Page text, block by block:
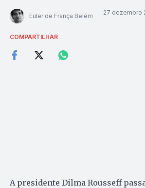
Euler de França Belém 27 dezembro
COMPARTILHAR
A presidente Dilma Rousseff